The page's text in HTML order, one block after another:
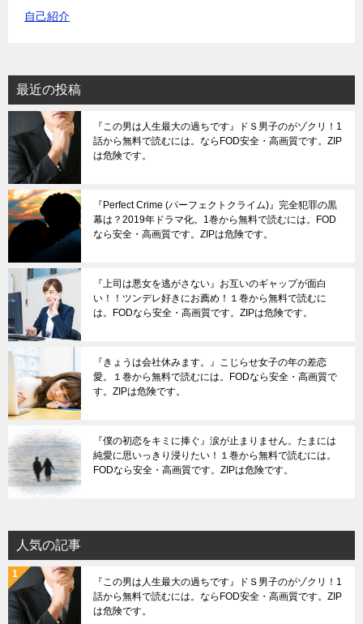
自己紹介
最近の投稿
『この男は人生最大の過ちです』ドＳ男子のがゾクリ！1
話から無料で読むには。ならFOD安全・高画質です。ZIP
は危険です。
『Perfect Crime (パーフェクトクライム)』完全犯罪の黒
幕は？2019年ドラマ化。1巻から無料で読むには。FOD
なら安全・高画質です。ZIPは危険です。
『上司は悪女を逃がさない』お互いのギャップが面白
い！！ツンデレ好きにお薦め！１巻から無料で読むに
は。FODなら安全・高画質です。ZIPは危険です。
『きょうは会社休みます。』こじらせ女子の年の差恋
愛。１巻から無料で読むには。FODなら安全・高画質で
す。ZIPは危険です。
『僕の初恋をキミに捧ぐ』涙が止まりません。たまには
純愛に思いっきり浸りたい！１巻から無料で読むには。
FODなら安全・高画質です。ZIPは危険です。
人気の記事
『この男は人生最大の過ちです』ドＳ男子のがゾクリ！1
話から無料で読むには。ならFOD安全・高画質です。ZIP
は危険です。